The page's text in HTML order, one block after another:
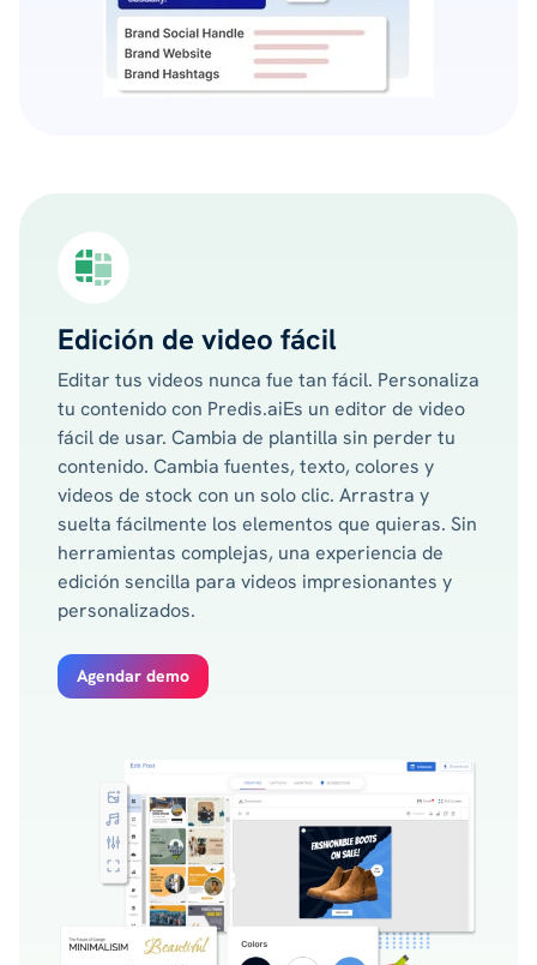
Edición de video fácil
Editar tus videos nunca fue tan fácil. Personaliza
tu contenido con Predis.aiEs un editor de video
fácil de usar. Cambia de plantilla sin perder tu
contenido. Cambia fuentes, texto, colores y
videos de stock con un solo clic. Arrastra y
suelta fácilmente los elementos que quieras. Sin
herramientas complejas, una experiencia de
edición sencilla para videos impresionantes y
personalizados.
Agendar demo